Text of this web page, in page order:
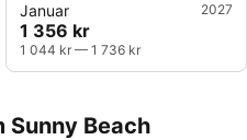
Januar 2027
1 356 kr
1 044 kr — 1 736 kr
Sunny Beach